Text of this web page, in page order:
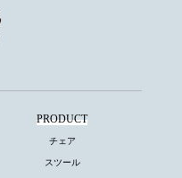
PRODUCT
チェア
スツール